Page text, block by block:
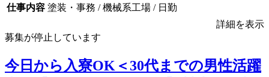
仕事内容 塗装・事務 / 機械系工場 / 日勤
詳細を表示
募集が停止しています
今日から入寮OK＜30代までの男性活躍